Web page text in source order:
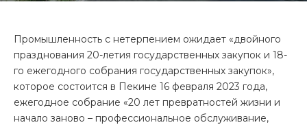
Промышленность с нетерпением ожидает «двойного
празднования 20-летия государственных закупок и 18-
го ежегодного собрания государственных закупок»,
которое состоится в Пекине 16 февраля 2023 года,
ежегодное собрание «20 лет превратностей жизни и
начало заново – профессиональное обслуживание,